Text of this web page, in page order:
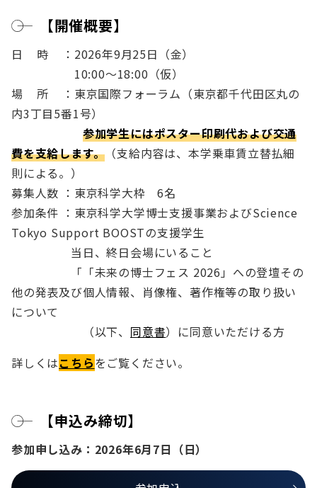
【開催概要】
日時
：2026年9月25日（金）
10:00～18:00（仮）
場所
：東京国際フォーラム（東京都千代田区丸の
内3丁目5番1号）
参加学生にはポスター印刷代および交通
費を支給します。 （支給内容は、本学乗車賃立替払細
則による。）
募集人数 ：東京科学大枠 6名
参加条件 ：東京科学大学博士支援事業およびScience
Tokyo Support BOOSTの支援学生
当日、終日会場にいること
「「未来の博士フェス 2026」への登壇その
他の発表及び個人情報、肖像権、著作権等の取り扱い
について
（以下、 同意書）に同意いただける方
詳しくはこちらをご覧ください。
【申込み締切】
参加申し込み：2026年6月7日（日）